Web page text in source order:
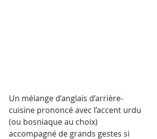
Un mélange d’anglais d’arrière­-
cuisine prononcé avec l’accent urdu
(ou bosniaque au choix)
accompagné de grands gestes si